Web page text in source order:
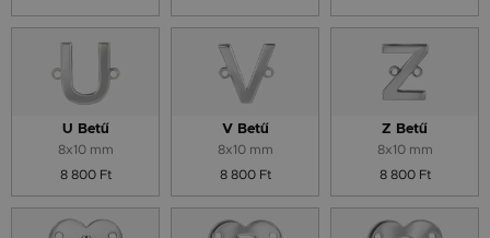
U Betű
8x10 mm
8 800 Ft
V Betű
8x10 mm
8 800 Ft
Z Betű
8x10 mm
8 800 Ft